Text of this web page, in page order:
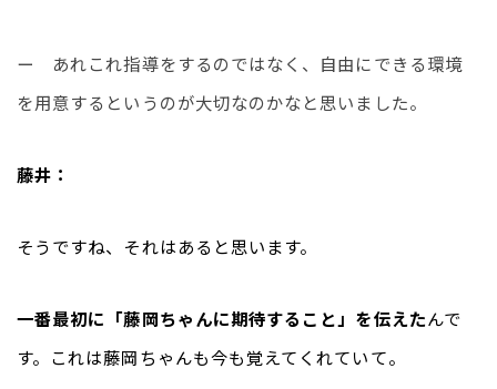
ー　あれこれ指導をするのではなく、自由にできる環境
を用意するというのが大切なのかなと思いました。
藤井：
そうですね、それはあると思います。
一番最初に「藤岡ちゃんに期待すること」を伝えたんで
す。これは藤岡ちゃんも今も覚えてくれていて。